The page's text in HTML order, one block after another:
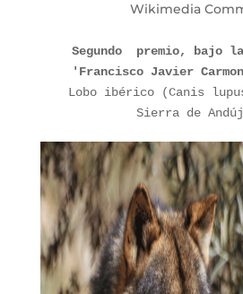
Wikimedia
Segundo  premio, bajo
'Francisco Javier
Lobo ibérico (Canis
Sierra de